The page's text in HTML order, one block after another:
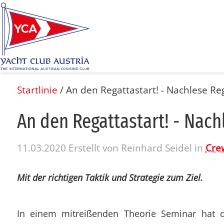
Startlinie /An den Regattastart! - Nachlese
An den Re­gat­ta­s­tart! -
11.03.2020 Erstellt von Reinhard Seidel in
Mit der richtigen Taktik und Strategie zum Ziel.
In einem mitreißenden Theorie Seminar hat